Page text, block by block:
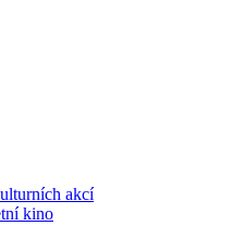
akcí
kino